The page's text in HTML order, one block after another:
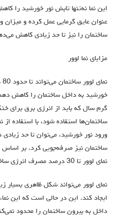
این نما نه‌تنها تابش نور خورشید را
عنوان عایق گرمایی عمل کرده و
ساختمان را نیز تا حد زیادی کاهش
مزایای نما لوور
خورشید به داخل ساختمان را کاهش
گرم سال که باید از انرژی برق برای
ساختمان‌ها استفاده شود، با استفاده
ورود نور خورشید، می‌توان تا حد
ساختمان نیز صرفه‌جویی کرد. بر اساس
نمای لوور تا 30 درصد مصرف انرژی ساختمان را کاهش می‌دهد.
نمای لوور می‌تواند شکل ظاهری بسیار
ایجاد کند. این در حالی است که این
داخل به بیرون ساختمان را محدود